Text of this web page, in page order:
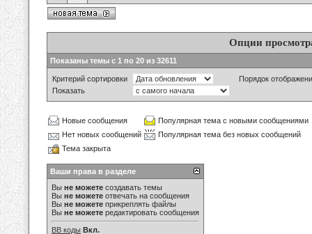
Опции
Показаны темы с 1 по 20 из 32611
Критерий сортировки
Порядок
Показать
Новые сообщения
Популярная тема с новыми сообщениями
Нет новых сообщений
Популярная тема без новых сообщений
Тема закрыта
Ваши права в разделе
Вы не можете создавать темы
Вы не можете отвечать на сообщения
Вы не можете прикреплять файлы
Вы не можете редактировать сообщения
BB коды Вкл.